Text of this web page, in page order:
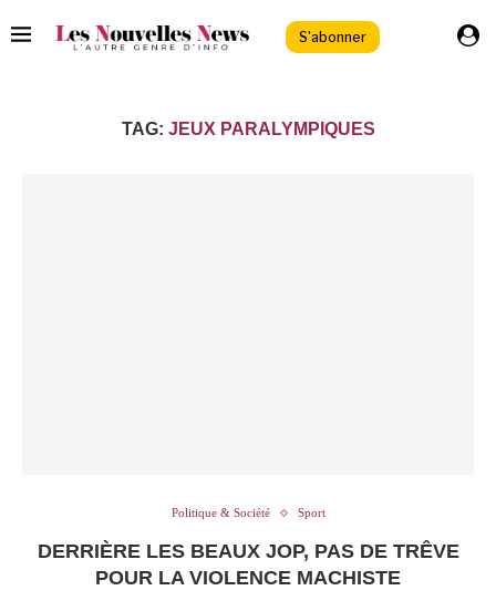
S'abonner
TAG: JEUX PARALYMPIQUES
Politique & Société Sport
​​DERRIÈRE LES BEAUX JOP, PAS DE TRÊVE
POUR LA VIOLENCE MACHISTE